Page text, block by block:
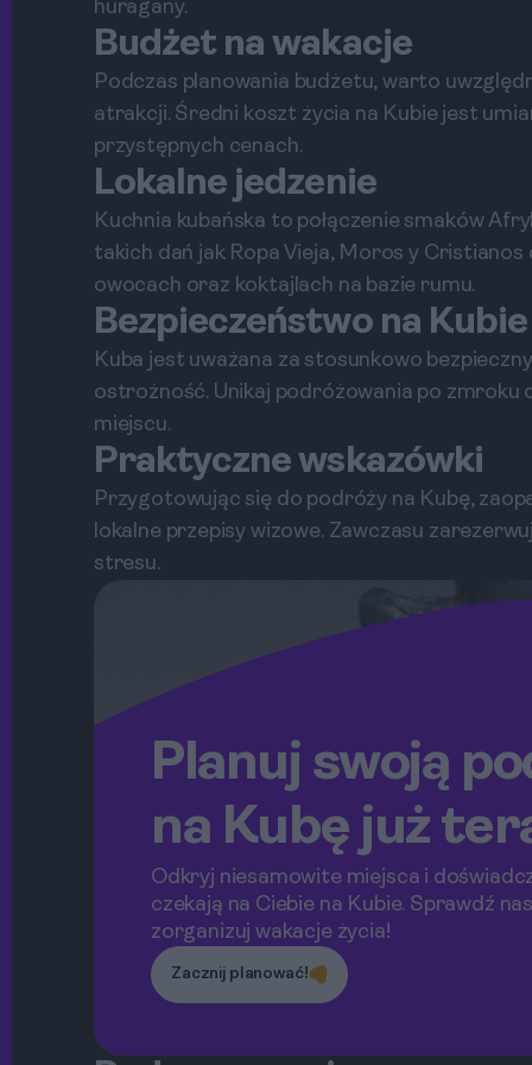
huragany.
Budżet na wakacje
Podczas planowania budżetu, warto
atrakcji. Średni koszt życia na Kubie jest
przystępnych cenach.
Lokalne jedzenie
Kuchnia kubańska to połączenie smaków
takich dań jak Ropa Vieja, Moros y
owocach oraz koktajlach na bazie rumu.
Bezpieczeństwo na Kubie
Kuba jest uważana za stosunkowo
ostrożność. Unikaj podróżowania po zmroku
miejscu.
Praktyczne wskazówki
Przygotowując się do podróży na Kubę,
lokalne przepisy wizowe. Zawczasu
stresu.
Planuj swoją
na Kubę już
Odkryj niesamowite miejsca i
czekają na Ciebie na Kubie. Sprawdź
zorganizuj wakacje życia!
Zacznij planować!